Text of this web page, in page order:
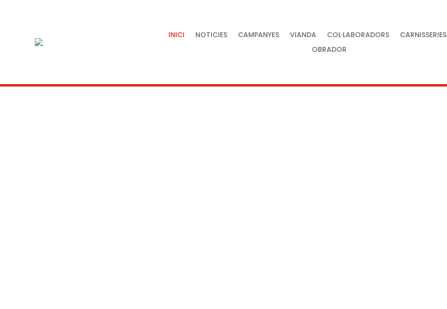
INICI NOTICIES CAMPANYES VIANDA COL·LABORADORS CARNISSERIES
OBRADOR